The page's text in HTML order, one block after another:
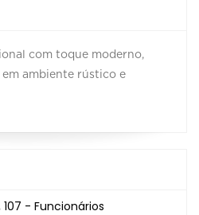
com toque moderno,
ambiente rústico e
- Funcionários